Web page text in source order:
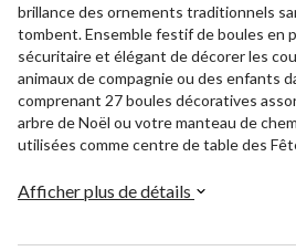
brillance des ornements traditionnels
tombent. Ensemble festif de boules en
sécuritaire et élégant de décorer les
animaux de compagnie ou des enfants
comprenant 27 boules décoratives
arbre de Noël ou votre manteau de
utilisées comme centre de table des
Afficher plus de détails